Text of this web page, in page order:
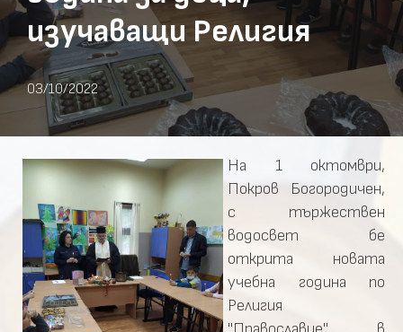
изучаващи Религия
03/10/2022
На 1 октомври,
Покров Богородичен,
с тържествен
водосвет бе
открита новата
учебна година по
Религия